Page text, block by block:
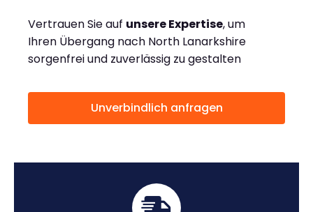
Vertrauen Sie auf unsere Expertise, um
Ihren Übergang nach North Lanarkshire
sorgenfrei und zuverlässig zu gestalten
Unverbindlich anfragen